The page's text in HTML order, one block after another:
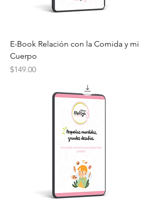
E-Book Relación con la Comida y mi
Cuerpo
Precio
$149.00